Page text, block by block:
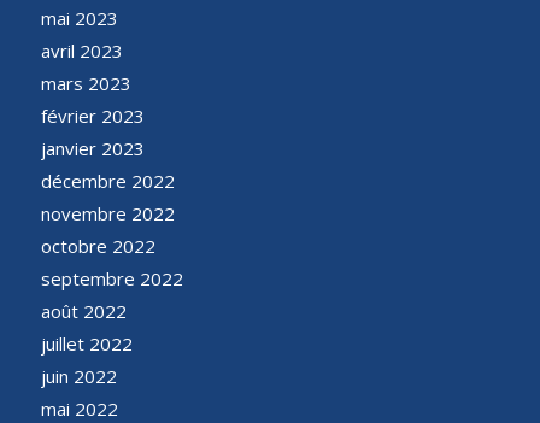
mai 2023
avril 2023
mars 2023
février 2023
janvier 2023
décembre 2022
novembre 2022
octobre 2022
septembre 2022
août 2022
juillet 2022
juin 2022
mai 2022